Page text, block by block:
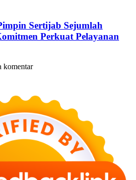
Sertijab Sejumlah
Perkuat Pelayanan
komentar